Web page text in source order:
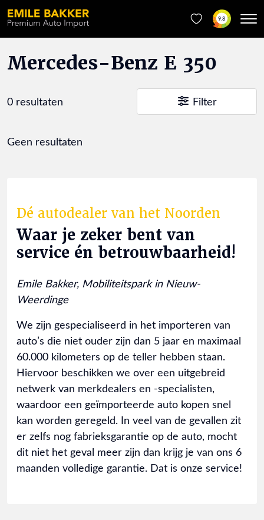
9.8
Mercedes-Benz E 350
0 resultaten Filter
Geen resultaten
Dé autodealer van het Noorden
Waar je zeker bent van
service én betrouwbaarheid!
Emile Bakker, Mobiliteitspark in Nieuw-
Weerdinge
We zijn gespecialiseerd in het importeren van
auto’s die niet ouder zijn dan 5 jaar en maximaal
60.000 kilometers op de teller hebben staan.
Hiervoor beschikken we over een uitgebreid
netwerk van merkdealers en -specialisten,
waardoor een geïmporteerde auto kopen snel
kan worden geregeld. In veel van de gevallen zit
er zelfs nog fabrieksgarantie op de auto, mocht
dit niet het geval meer zijn dan krijg je van ons 6
maanden volledige garantie. Dat is onze service!